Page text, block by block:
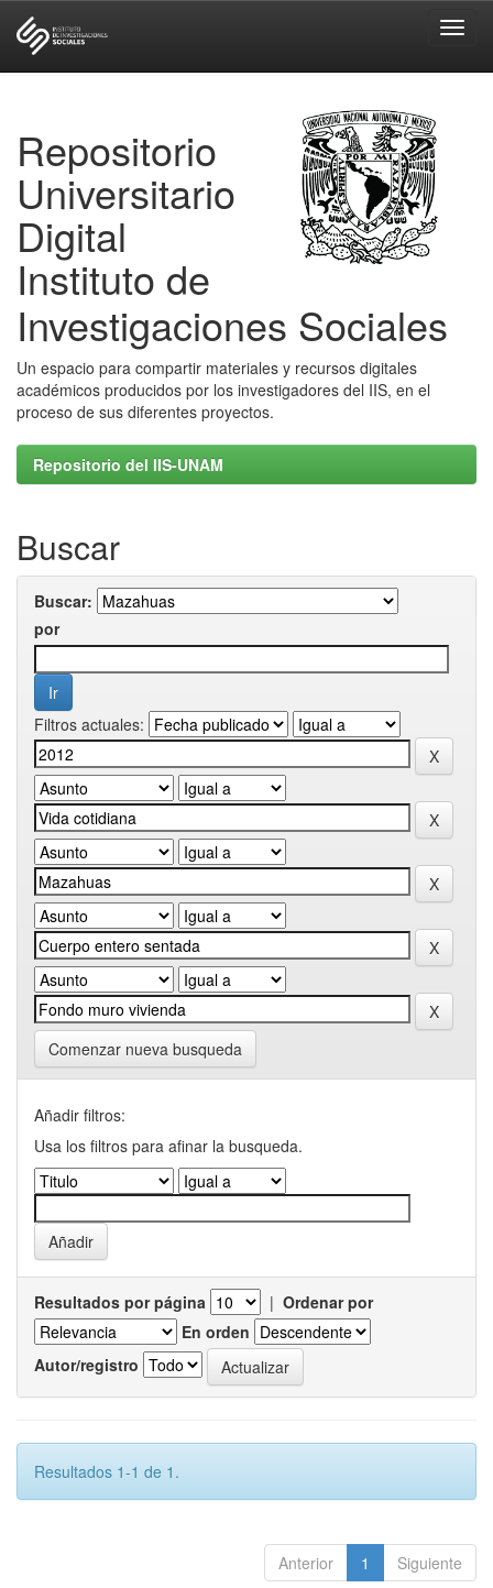
Repositorio
Universitario
Digital
Instituto de
Investigaciones Sociales
Un espacio para compartir materiales y recursos digitales
académicos producidos por los investigadores del IIS, en el
proceso de sus diferentes proyectos.
Repositorio del IIS-UNAM
Buscar
Buscar:
por
Filtros actuales:
Comenzar nueva busqueda
Añadir filtros:
Usa los filtros para afinar la busqueda.
Resultados por página | Ordenar por
En orden
Autor/registro
Resultados 1-1 de 1.
Anterior 1 Siguiente